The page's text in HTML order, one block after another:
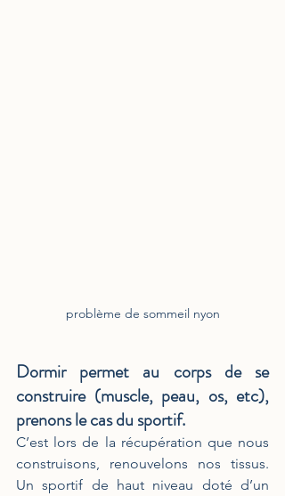
problème de sommeil nyon
Dormir permet au corps de se
construire (muscle, peau, os, etc),
prenons le cas du sportif.
C’est lors de la récupération que nous
construisons, renouvelons nos tissus.
Un sportif de haut niveau doté d’un